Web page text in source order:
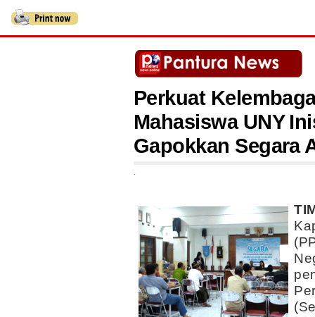
Perkuat
Mahasiswa UNY
Gapokkan Segara